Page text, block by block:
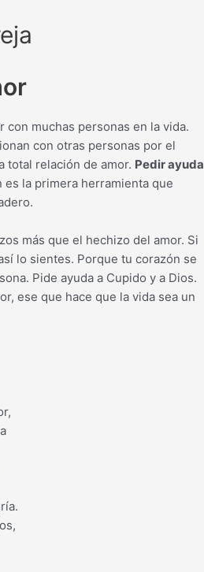
con muchas personas en la vida.
con otras personas por el
total relación de amor. Pedir ayuda
la primera herramienta que
más que el hechizo del amor. Si
lo sientes. Porque tu corazón se
Pide ayuda a Cupido y a Dios.
ese que hace que la vida sea un